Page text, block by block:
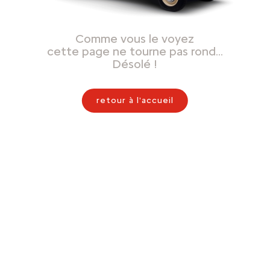
Comme vous le voyez
cette page ne tourne pas rond…
Désolé !
retour à l'accueil